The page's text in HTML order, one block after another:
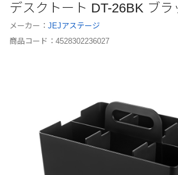
デスクトート DT-26BK ブラ
メーカー： JEJアステージ
商品コード： 4528302236027